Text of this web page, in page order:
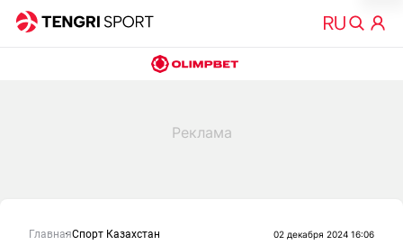
ГлавнаяСпорт Казахстан 02 декабря 2024 16:06